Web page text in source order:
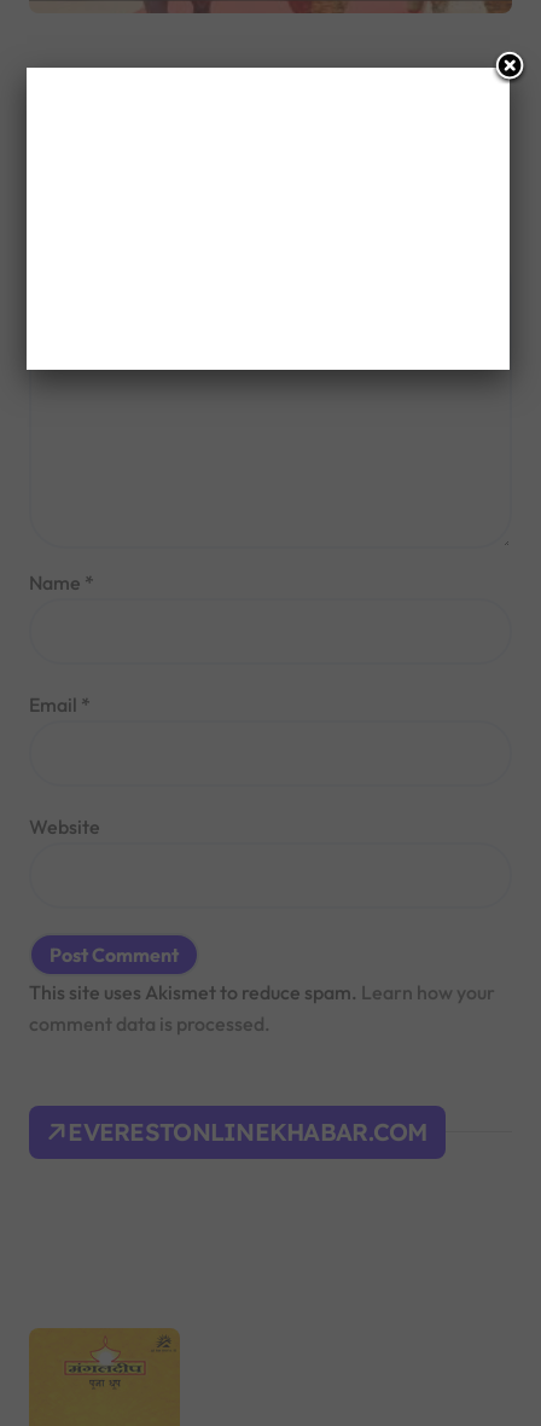
Name *
Email *
Website
This site uses Akismet to reduce spam. Learn how your
comment data is processed.
EVERESTONLINEKHABAR.COM